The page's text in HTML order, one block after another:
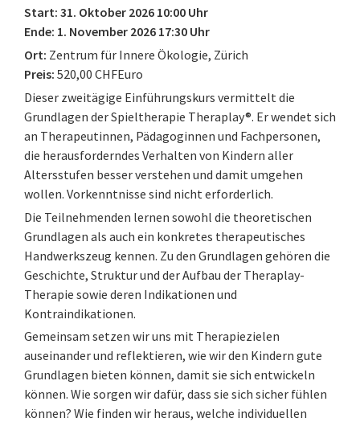
Start: 31. Oktober 2026 10:00 Uhr
Ende: 1. November 2026 17:30 Uhr
Ort: Zentrum für Innere Ökologie, Zürich
Preis: 520,00 CHFEuro
Dieser zweitägige Einführungskurs vermittelt die
Grundlagen der Spieltherapie Theraplay®. Er wendet sich
an Therapeutinnen, Pädagoginnen und Fachpersonen,
die herausforderndes Verhalten von Kindern aller
Altersstufen besser verstehen und damit umgehen
wollen. Vorkenntnisse sind nicht erforderlich.
Die Teilnehmenden lernen sowohl die theoretischen
Grundlagen als auch ein konkretes therapeutisches
Handwerkszeug kennen. Zu den Grundlagen gehören die
Geschichte, Struktur und der Aufbau der Theraplay-
Therapie sowie deren Indikationen und
Kontraindikationen.
Gemeinsam setzen wir uns mit Therapiezielen
auseinander und reflektieren, wie wir den Kindern gute
Grundlagen bieten können, damit sie sich entwickeln
können. Wie sorgen wir dafür, dass sie sich sicher fühlen
können? Wie finden wir heraus, welche individuellen